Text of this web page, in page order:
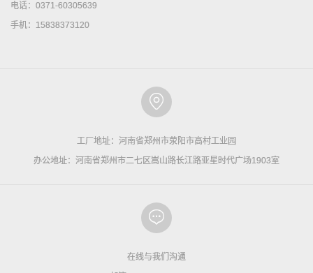
电话：0371-60305639
手机：15838373120
工厂地址：河南省郑州市荥阳市高村工业园
办公地址：河南省郑州市二七区嵩山路长江路亚星时代广场1903室
在线与我们沟通